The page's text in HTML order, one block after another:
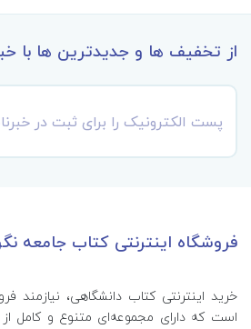
از تخفیف ها و جدیدترین ها با
فروشگاه اینترنتی کتاب جامعه
خرید اینترنتی کتاب‌ دانشگاهی، نیازمند
است که دارای مجموعه‌ای متنوع و کامل از